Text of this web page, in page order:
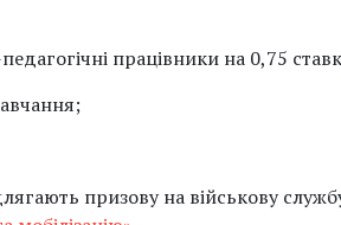
працівники на 0,75
призову на військову